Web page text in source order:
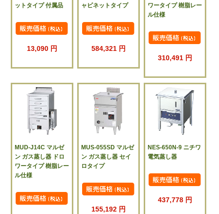
ットタイプ 付属品
13,090 円
ャビネットタイプ
584,321 円
ワータイプ 樹脂レー
ル仕様
310,491 円
MUD-J14C マルゼ
ン ガス蒸し器 ドロ
ワータイプ 樹脂レー
ル仕様
MUS-055SD マルゼ
ン ガス蒸し器 セイ
ロタイプ
155,192 円
NES-650N-9 ニチワ
電気蒸し器
437,778 円